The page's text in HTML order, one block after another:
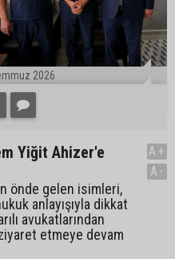
2026
Yiğit Ahizer'e
önde gelen isimleri,
anlayışıyla dikkat
avukatlarından
etmeye devam
A+
A-